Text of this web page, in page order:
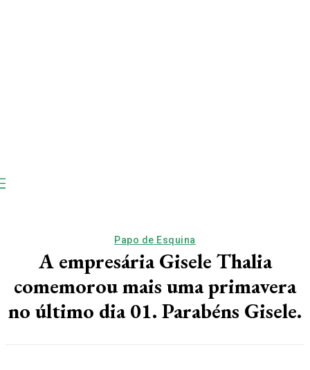
Papo de Esquina
A empresária Gisele Thalia
comemorou mais uma primavera
no último dia 01. Parabéns Gisele.